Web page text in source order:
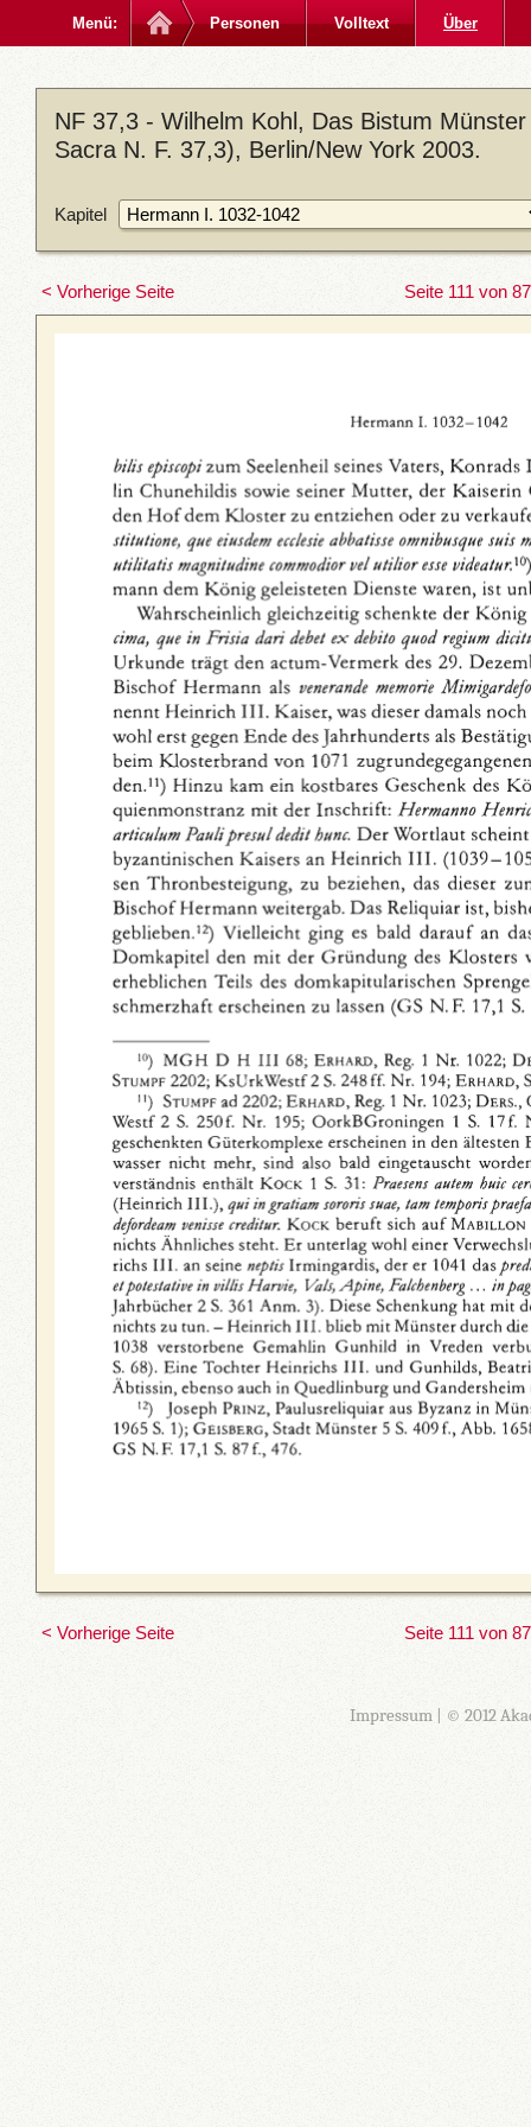
Menü: Personen Volltext Über
NF 37,3 - Wilhelm Kohl, Das Bistum
Sacra N. F. 37,3), Berlin/New York 2003.
Kapitel
< Vorherige Seite Seite 111 von
< Vorherige Seite Seite 111 von
Impressum| © 2012